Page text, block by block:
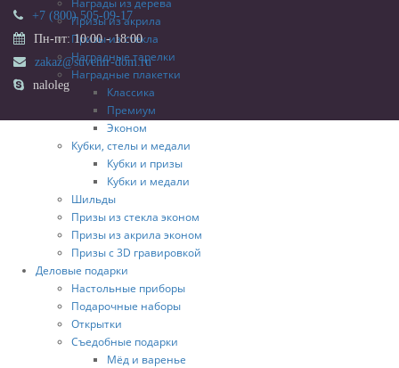
Награды из дерева
Призы из акрила
Призы из стекла
Наградные тарелки
Наградные плакетки
Классика
Премиум
Эконом
Кубки, стелы и медали
Кубки и призы
Кубки и медали
Шильды
Призы из стекла эконом
Призы из акрила эконом
Призы с 3D гравировкой
Деловые подарки
Настольные приборы
Подарочные наборы
Открытки
Съедобные подарки
Мёд и варенье
+7 (800) 505-09-17
Пн-пт: 10:00 - 18:00
zakaz@suvenir-dom.ru
naloleg